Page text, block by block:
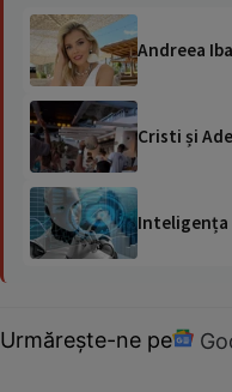
Andreea
Cristi și
Inteligența
Urmărește-ne pe